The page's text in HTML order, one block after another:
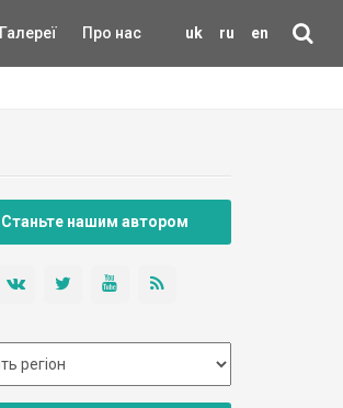
uk ru en
Галереї Про нас
Станьте нашим автором